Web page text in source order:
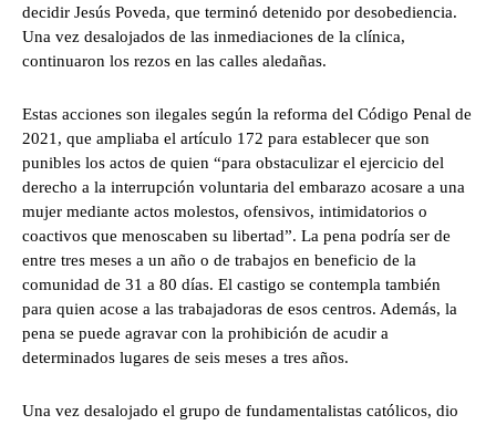
decidir Jesús Poveda, que terminó detenido por desobediencia.
Una vez desalojados de las inmediaciones de la clínica,
continuaron los rezos en las calles aledañas.
Estas acciones son ilegales según la reforma del Código Penal de
2021, que ampliaba el artículo 172 para establecer que son
punibles los actos de quien “para obstaculizar el ejercicio del
derecho a la interrupción voluntaria del embarazo acosare a una
mujer mediante actos molestos, ofensivos, intimidatorios o
coactivos que menoscaben su libertad”. La pena podría ser de
entre tres meses a un año o de trabajos en beneficio de la
comunidad de 31 a 80 días. El castigo se contempla también
para quien acose a las trabajadoras de esos centros. Además, la
pena se puede agravar con la prohibición de acudir a
determinados lugares de seis meses a tres años.
Una vez desalojado el grupo de fundamentalistas católicos, dio